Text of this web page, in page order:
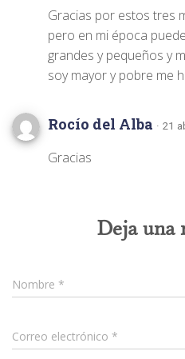
Gracias por estos tres
pero en mi época
grandes y pequeños y
soy mayor y pobre me
Rocío del Alba · 21
Gracias
Deja una
Nombre *
Correo electrónico *